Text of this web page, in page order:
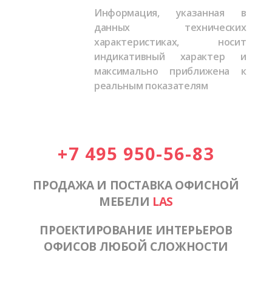
Информация, указанная в
данных технических
характеристиках, носит
индикативный характер и
максимально приближена к
реальным показателям
+7 495 950-56-83
ПРОДАЖА И ПОСТАВКА ОФИСНОЙ
МЕБЕЛИ LAS
ПРОЕКТИРОВАНИЕ ИНТЕРЬЕРОВ
ОФИСОВ ЛЮБОЙ СЛОЖНОСТИ